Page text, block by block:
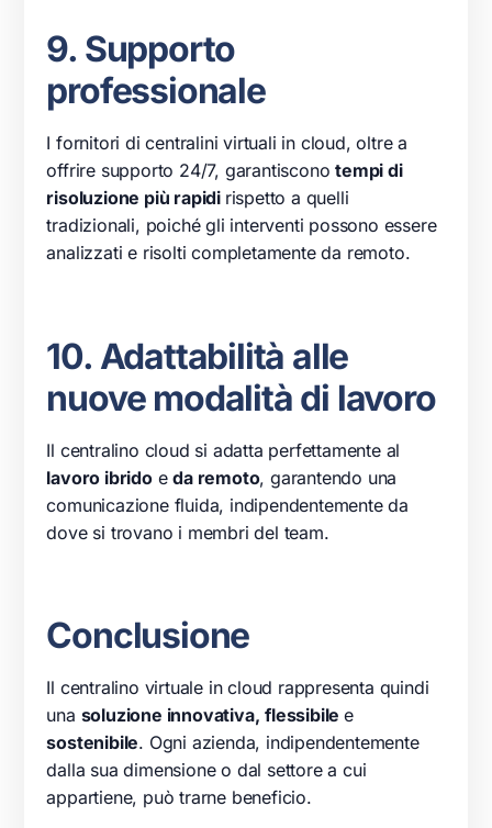
9. Supporto
professionale
I fornitori di centralini virtuali in cloud, oltre a
offrire supporto 24/7, garantisconotempi di
risoluzione più rapidi rispetto a quelli
tradizionali, poiché gli interventi possono essere
analizzati e risolti completamente da remoto.
10. Adattabilità alle
nuove modalità di lavoro
Il centralino cloud si adatta perfettamente al
lavoro ibridoeda remoto, garantendo una
comunicazione fluida, indipendentemente da
dove si trovano i membri del team.
Conclusione
Il centralino virtuale in cloud rappresenta quindi
una soluzione innovativa, flessibilee
sostenibile. Ogni azienda, indipendentemente
dalla sua dimensione o dal settore a cui
appartiene, può trarne beneficio.